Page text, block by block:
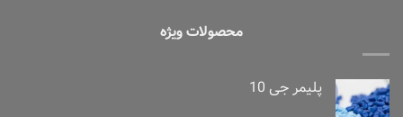
محصولات ویژه
پلیمر جی 10